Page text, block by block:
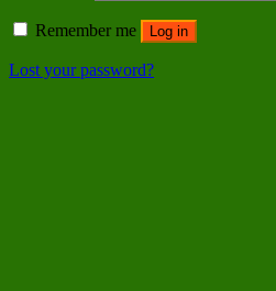
Remember me Log in
Lost your password?